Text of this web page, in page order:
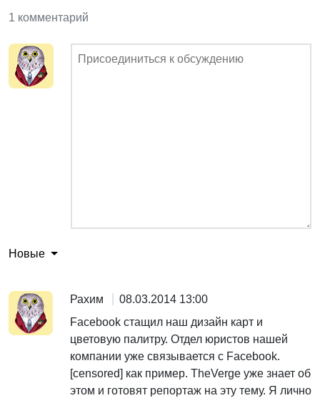
1 комментарий
Новые
Рахим
08.03.2014 13:00
Facebook стащил наш дизайн карт и
цветовую палитру. Отдел юристов нашей
компании уже связывается с Facebook.
[censored] как пример. TheVerge уже знает об
этом и готовят репортаж на эту тему. Я лично